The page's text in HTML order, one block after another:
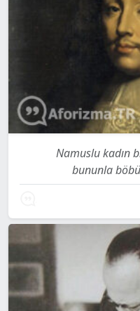
Namuslu kadın
bununla